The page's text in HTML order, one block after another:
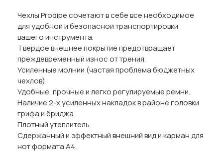
Чехлы Prodipe сочетают в себе все необходимое
для удобной и безопасной транспортировки
вашего инструмента.
Твердое внешнее покрытие предотвращает
преждевременный износ от трения.
Усиленные молнии (частая проблема бюджетных
чехлов).
Удобные, прочные и легко регулируемые ремни.
Наличие 2-х усиленных накладок в районе головки
грифа и бриджа.
Плотный утеплитель.
Сдержанный и эффектный внешний вид и карман для
нот формата А4.